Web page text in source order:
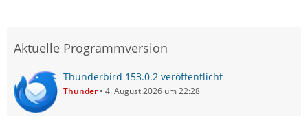
Aktuelle Programmversion
Thunderbird 153.0.2 veröffentlicht
Thunder 4. August 2026 um 22:28